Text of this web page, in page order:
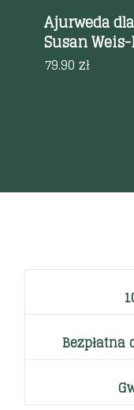
Ajurweda
Susan
79.90zł
Bezpłatna